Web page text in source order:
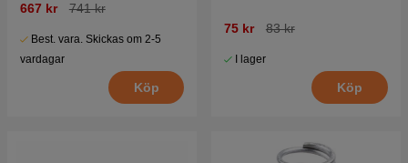
667 kr 741 kr
Best. vara. Skickas om 2-5
vardagar
Köp
75 kr 83 kr
I lager
Köp